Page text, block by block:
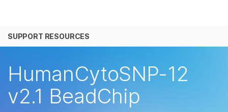
解决方案
公司
SUPPORT RESOURCES
HumanCytoSNP-12
v2.1 BeadChip
查看更多相关内容。选择您感兴趣的领域:
微生物学
复杂疾病
生殖健康